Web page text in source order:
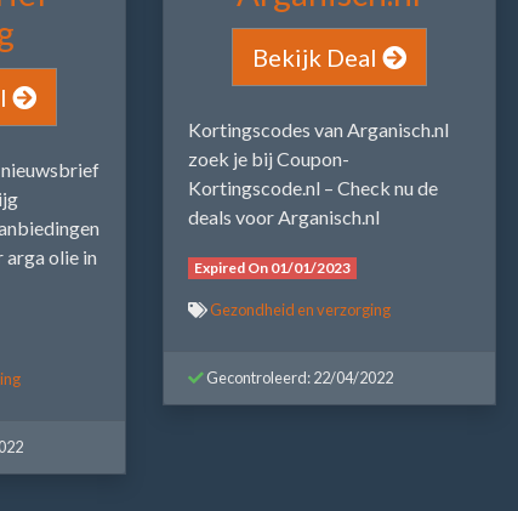
nieuwsbrief
olie in
Bekijk Deal
Kortingscodes van Arganisch.nl
zoek je bij Coupon-
Kortingscode.nl – Check nu de
deals voor Arganisch.nl
Expired On 01/01/2023
Gezondheid en verzorging
Gecontroleerd: 22/04/2022